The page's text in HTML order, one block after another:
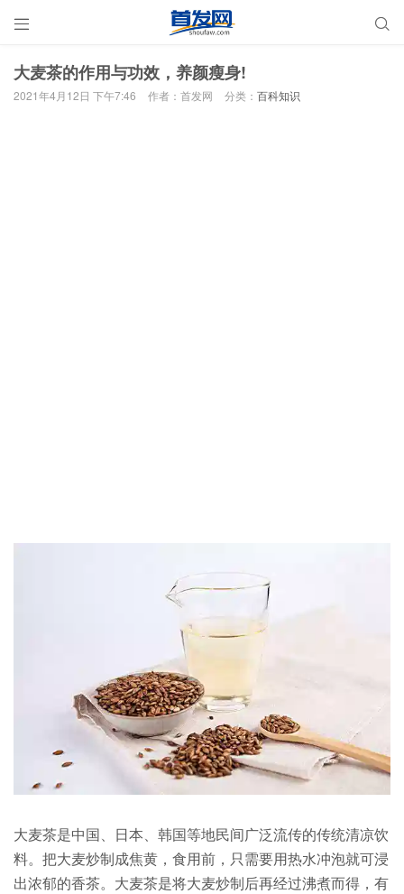
 
大麦茶的作用与功效，养颜瘦身!
2021年4月12日 下午7:46 作者：首发网 分类： 百科知识
大麦茶是中国、日本、韩国等地民间广泛流传的传统清凉饮
料。把大麦炒制成焦黄，食用前，只需要用热水冲泡就可浸
出浓郁的香茶。大麦茶是将大麦炒制后再经过沸煮而得，有